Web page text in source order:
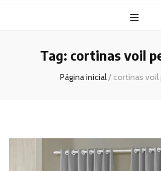
Tag: cortinas voil
Página inicial/ cortinas